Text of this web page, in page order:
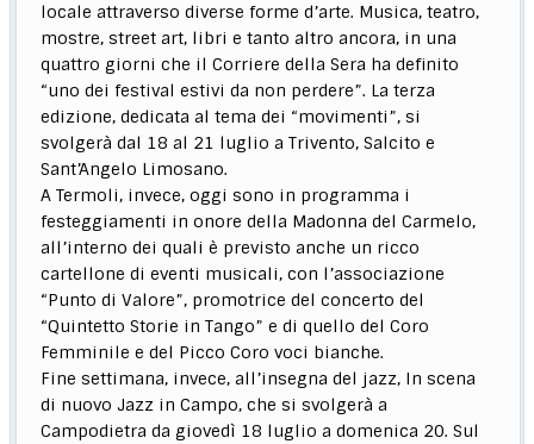
locale attraverso diverse forme d’arte. Musica, teatro,
mostre, street art, libri e tanto altro ancora, in una
quattro giorni che il Corriere della Sera ha definito
“uno dei festival estivi da non perdere”. La terza
edizione, dedicata al tema dei “movimenti”, si
svolgerà dal 18 al 21 luglio a Trivento, Salcito e
Sant’Angelo Limosano.
A Termoli, invece, oggi sono in programma i
festeggiamenti in onore della Madonna del Carmelo,
all’interno dei quali è previsto anche un ricco
cartellone di eventi musicali, con l’associazione
“Punto di Valore”, promotrice del concerto del
“Quintetto Storie in Tango” e di quello del Coro
Femminile e del Picco Coro voci bianche.
Fine settimana, invece, all’insegna del jazz, In scena
di nuovo Jazz in Campo, che si svolgerà a
Campodietra da giovedì 18 luglio a domenica 20. Sul